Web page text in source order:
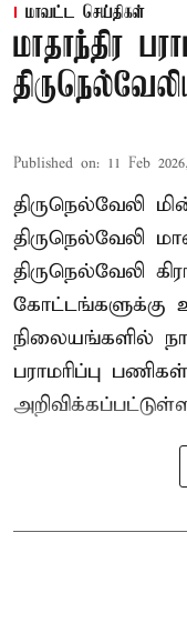
மாவட்ட செய்திகள்
மாதாந்திர
Published on: 11 Feb
திருநெல்வேலி
திருநெல்வேலி
திருநெல்வேலி
கோட்டங்களுக்கு
நிலையங்களில்
பராமரிப்பு